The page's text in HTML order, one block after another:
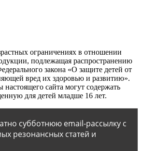
ограничениях в отношении
подлежащая распространению
закона «О защите детей от
вред их здоровью и развитию».
сайта могут содержать
для детей младше 16 лет.
субботнюю email-рассылку с
резонансных статей и